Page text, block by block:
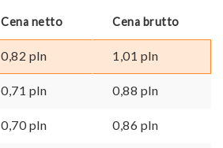
Cena netto Cena brutto
0,82 pln 1,01 pln
0,71 pln 0,88 pln
0,70pln 0,86 pln